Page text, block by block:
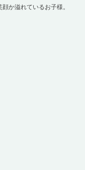
か溢れているお子様。